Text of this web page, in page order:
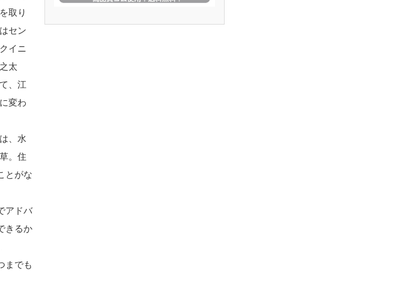
取り
セン
イニ
太
、江
変わ
、水
。住
とがな
アドバ
きるか
までも